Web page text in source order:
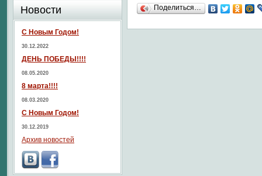
Поделиться…
Новости
С Новым Годом!
30.12.2022
ДЕНЬ ПОБЕДЫ!!!!
08.05.2020
8 марта!!!!
08.03.2020
С Новым Годом!
30.12.2019
Архив новостей